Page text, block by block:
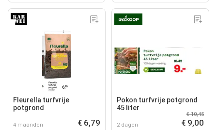
Fleurella turfvrije
potgrond
4 maanden € 6,79
Pokon turfvrije potgrond
45 liter
2 dagen
€ 10,45
€ 9,00